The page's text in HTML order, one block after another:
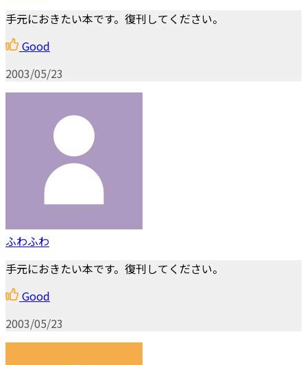
手元におきたい本です。復刊してください。
Good
2003/05/23
ふわふわ
手元におきたい本です。復刊してください。
Good
2003/05/23